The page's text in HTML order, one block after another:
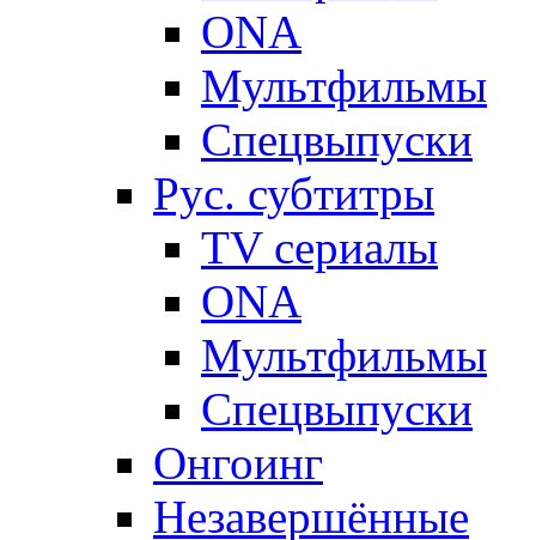
ONA
Мультфильмы
Спецвыпуски
Рус. субтитры
TV сериалы
ONA
Мультфильмы
Спецвыпуски
Онгоинг
Незавершённые